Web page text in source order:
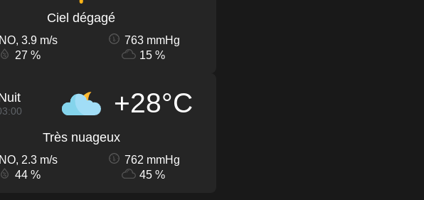
Ciel dégagé
NO, 3.9 m/s
763 mmHg
27 %
15 %
+28°C
Très nuageux
NO, 2.3 m/s
762 mmHg
44 %
45 %